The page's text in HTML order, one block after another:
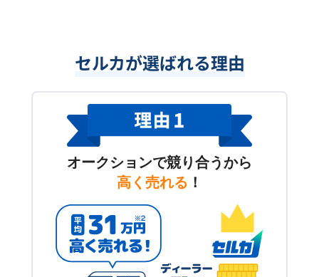
セルカが選ばれる理由
オークションで競り合うから
高く売れる ！